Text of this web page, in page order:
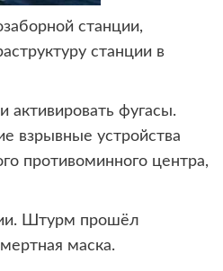
станции,
станции в
фугасы.
взрывные устройства
противоминного центра,
Штурм прошёл
маска.